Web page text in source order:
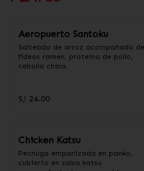
Aeropuerto Santoku
Salteado de arroz acompañado de
fideos ramen, proteína de pollo,
cebolla china.
S/ 24.00
Chicken Katsu
Pechuga empanizada en panko,
cubierto en salsa katsu